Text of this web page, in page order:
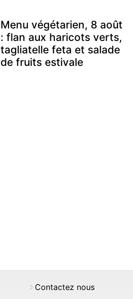
Menu végétarien, 8 août
: flan aux haricots verts,
tagliatelle feta et salade
de fruits estivale
Contactez nous